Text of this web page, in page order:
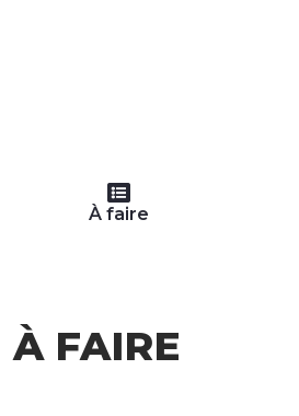
À faire
À FAIRE